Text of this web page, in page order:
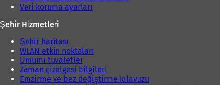
Veri koruma ayarları
Şehir Hizmetleri
Şehir haritası
WLAN etkin noktaları
Umumi tuvaletler
Zaman çizelgesi bilgileri
Emzirme ve bez değiştirme kılavuzu